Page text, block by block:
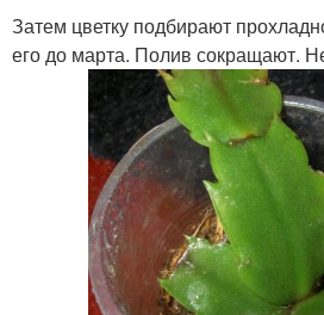
Затем цветку подбирают
его до марта. Полив сокращают.